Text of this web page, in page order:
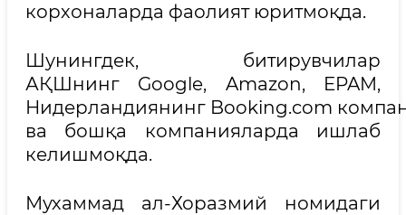
корхоналарда фаолият юритмоқда.
Шунингдек, битирувчилар
АҚШнинг Google, Amazon, EPAM,
Нидерландиянинг Booking.com
ва бошқа компанияларда ишлаб
келишмоқда.
Мухаммад ал-Хоразмий номидаги